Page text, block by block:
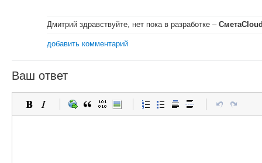
Дмитрий здравствуйте, нет пока в разработке –
добавить комментарий
Ваш ответ